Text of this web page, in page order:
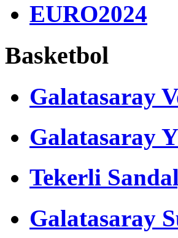
EURO2024
Basketbol
Galatasaray
Galatasaray
Tekerli
Galatasaray